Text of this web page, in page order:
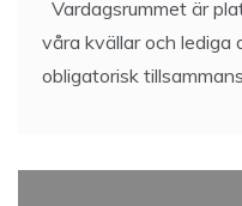
Vardagsrummet är
våra kvällar och lediga
obligatorisk